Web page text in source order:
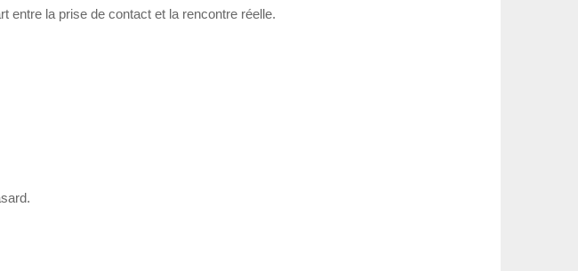
entre la prise de contact et la rencontre réelle.